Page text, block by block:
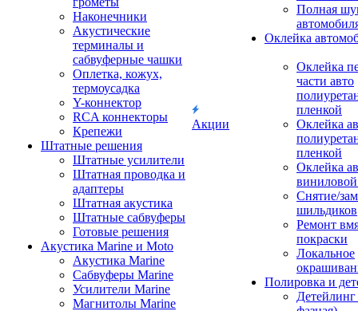
Наконечники
Акустические
терминалы и
сабвуферные чашки
Оплетка, кожух,
термоусадка
Y-коннектор
RCA коннекторы
Крепежи
Штатные решения
Штатные усилители
Штатная проводка и
адаптеры
Штатная акустика
Штатные сабвуферы
Готовые решения
Акустика Marine и Moto
Акустика Marine
Сабвуферы Marine
Усилители Marine
Магнитолы Marine
Акции
Полная
Оклейка
Оклейка
части авто
пленкой
Оклейка
пленкой
Оклейка
Снятие/
шильдиков
Ремонт
покраски
Локальное
Полировка и